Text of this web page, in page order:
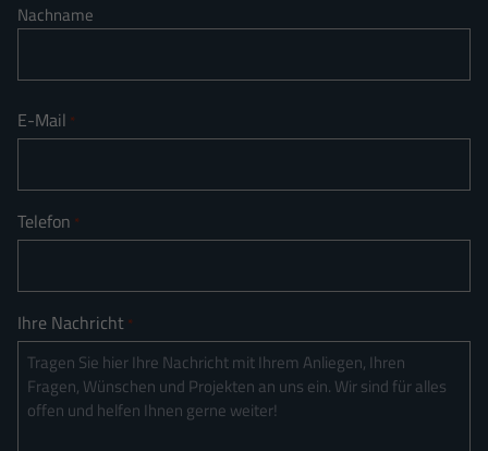
Nachname
E-Mail *
Telefon *
Ihre Nachricht *